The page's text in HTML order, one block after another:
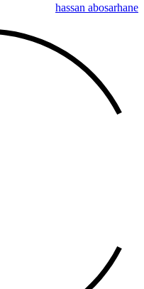
hassan abosarhane